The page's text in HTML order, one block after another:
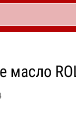
масло